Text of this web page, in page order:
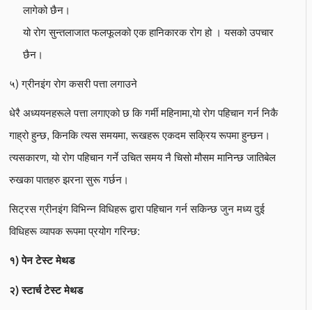
लागेको छैन।
यो रोग सुन्तलाजात फलफूलको एक हानिकारक रोग हो । यसको उपचार
छैन।
५) ग्रीनइंग रोग कसरी पत्ता लगाउने
धेरै अध्ययनहरूले पत्ता लगाएको छ कि गर्मी महिनामा,यो रोग पहिचान गर्न निकै
गाह्रो हुन्छ, किनकि त्यस समयमा, रूखहरू एकदम सक्रिय रूपमा हुन्छन।
त्यसकारण, यो रोग पहिचान गर्ने उचित समय नै चिसो मौसम मानिन्छ जातिबेल
रुखका पातहरु झरना सुरू गर्छन।
सिट्रस ग्रीनइंग विभिन्न विधिहरू द्वारा पहिचान गर्न सकिन्छ जुन मध्य दुई
विधिहरू व्यापक रूपमा प्रयोग गरिन्छ:
१) पेन टेस्ट मेथड
२) स्टार्च टेस्ट मेथड